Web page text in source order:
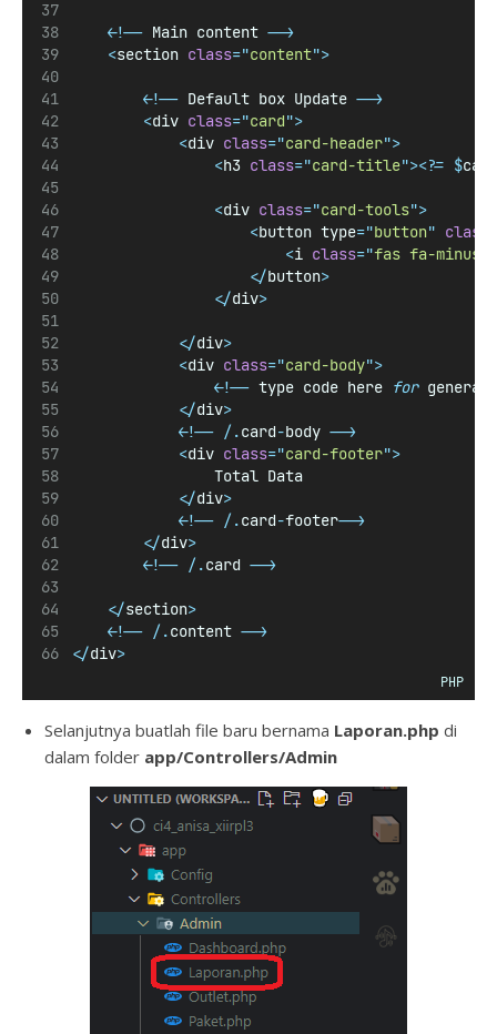
<!-- Main content -->
<section class="content">
<!-- Default box Update -->
<div class="card">
<div class="card-header">
<h3 class="card-title"><?= $
<div class="card-tools">
<button type="button" class
<i class="fas fa-minus
</button>
</div>
</div>
<div class="card-body">
<!-- type code here for
</div>
<!-- / .card-body -->
<div class="card-footer">
                Total Data
</div>
<!-- / .card-footer-->
</div>
<!-- / .card -->
</section>
<!-- / .content -->
</div>
PHP
Selanjutnya buatlah file baru bernama Laporan.php di
dalam folder app/Controllers/Admin